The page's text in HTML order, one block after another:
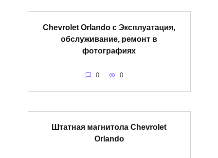
Chevrolet Orlando c Эксплуатация,
обслуживание, ремонт в
фотографиях
0 0
Штатная магнитола Chevrolet
Orlando